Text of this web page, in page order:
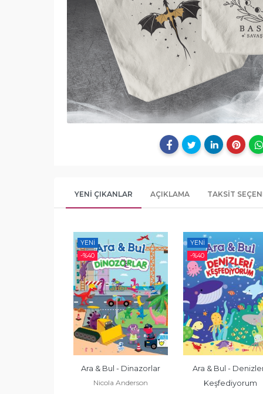
YENI ÇIKANLAR AÇIKLAMA TAKSIT
YENI
-%40
Ara & Bul - Dinazorlar
Nicola Anderson
YENI
-%40
Ara & Bul -
Keşfediyorum